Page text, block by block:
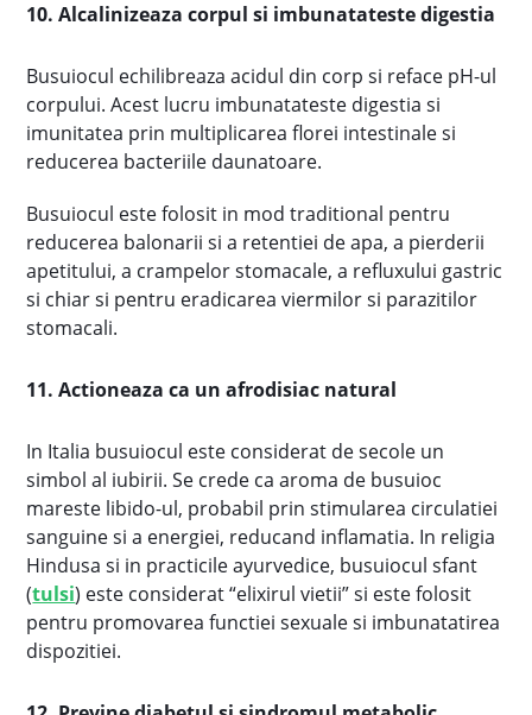
10. Alcalinizeaza corpul si imbunatateste digestia
Busuiocul echilibreaza acidul din corp si reface pH-ul
corpului. Acest lucru imbunatateste digestia si
imunitatea prin multiplicarea florei intestinale si
reducerea bacteriile daunatoare.
Busuiocul este folosit in mod traditional pentru
reducerea balonarii si a retentiei de apa, a pierderii
apetitului, a crampelor stomacale, a refluxului gastric
si chiar si pentru eradicarea viermilor si parazitilor
stomacali.
11. Actioneaza ca un afrodisiac natural
In Italia busuiocul este considerat de secole un
simbol al iubirii. Se crede ca aroma de busuioc
mareste libido-ul, probabil prin stimularea circulatiei
sanguine si a energiei, reducand inflamatia. In religia
Hindusa si in practicile ayurvedice, busuiocul sfant
(tulsi) este considerat “elixirul vietii” si este folosit
pentru promovarea functiei sexuale si imbunatatirea
dispozitiei.